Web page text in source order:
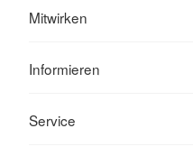
Mitwirken
Informieren
Service